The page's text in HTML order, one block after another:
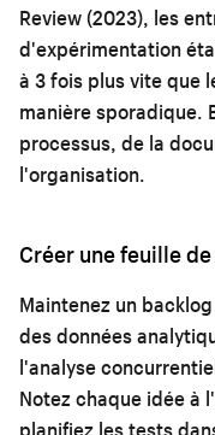
Review (2023), les
d'expérimentation
à 3 fois plus vite que
manière sporadique.
processus, de la
l'organisation.
Créer une feuille
Maintenez un
des données
l'analyse
Notez chaque idée à
planifiez les tests